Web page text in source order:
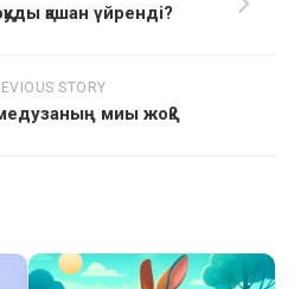
қашан үйренді?
STORY
миы жоқ?